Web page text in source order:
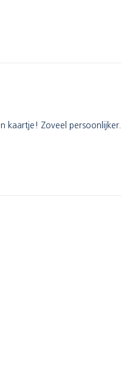
kaartje! Zoveel